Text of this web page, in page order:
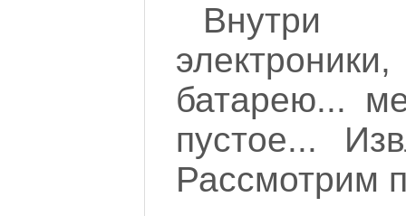
Внутри
батарею...
пустое...
Рассмотрим